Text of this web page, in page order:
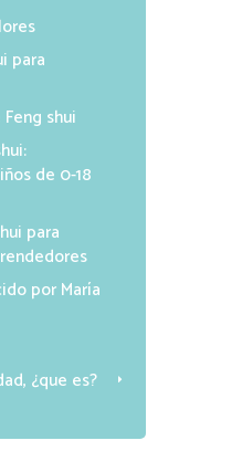
para
shui
de 0-18
para
por María
¿que es?